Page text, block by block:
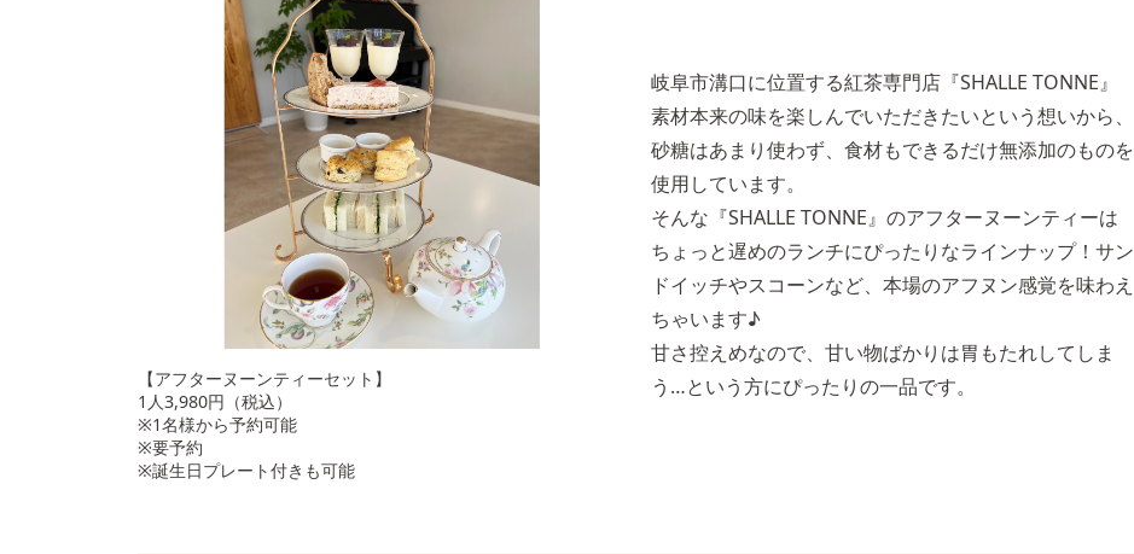
【アフターヌーンティーセット】
1人3,980円（税込）
※1名様から予約可能
※要予約
※誕生日プレート付きも可能
岐阜市溝口に位置する紅茶専門店『SHALLE TONNE』
素材本来の味を楽しんでいただきたいという想いから、
砂糖はあまり使わず、食材もできるだけ無添加のものを
使用しています。
そんな『SHALLE TONNE』のアフターヌーンティーは
ちょっと遅めのランチにぴったりなラインナップ！サン
ドイッチやスコーンなど、本場のアフヌン感覚を味わえ
ちゃいます♪
甘さ控えめなので、甘い物ばかりは胃もたれしてしま
う…という方にぴったりの一品です。